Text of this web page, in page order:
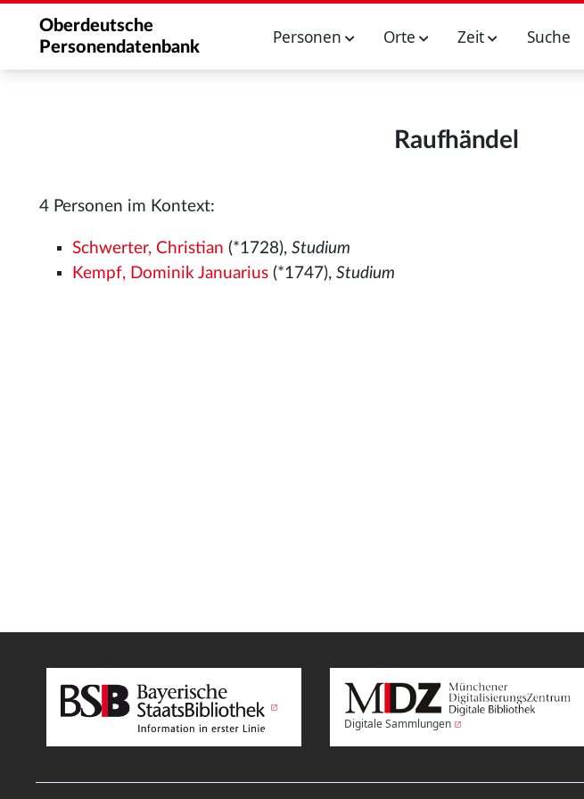
Oberdeutsche
Personendatenbank
Personen Orte Zeit Suche
Raufhändel
4 Personen im Kontext:
Schwerter, Christian (*1728),Studium
Kempf, Dominik Januarius (*1747),Studium
Digitale Sammlungen